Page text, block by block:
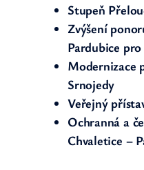
Stupeň
Zvýšení
Pardubice
Modernizace
Srnojedy
Veřejný
Ochranná a
Chvaletice –